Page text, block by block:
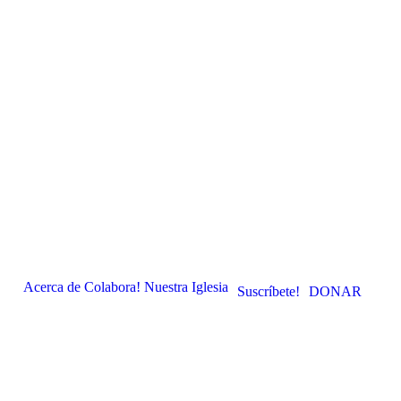
Acerca de Colabora! Nuestra Iglesia Suscríbete! DONAR